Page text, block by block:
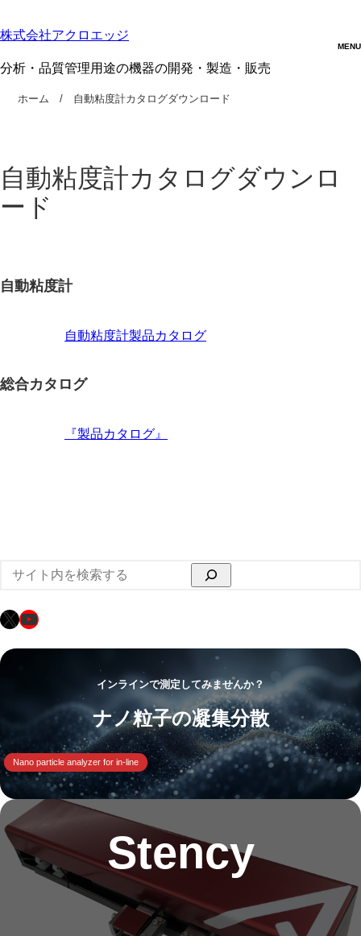
株式会社アクロエッジ
分析・品質管理用途の機器の開発・製造・販売
ホーム 自動粘度計カタログダウンロード
自動粘度計カタログダウンロ
ード
自動粘度計
自動粘度計製品カタログ
総合カタログ
『製品カタログ』
検
索
X YouTube
インラインで測定してみませんか？
ナノ粒子の凝集分散
Nano particle analyzer for in-line
Stency